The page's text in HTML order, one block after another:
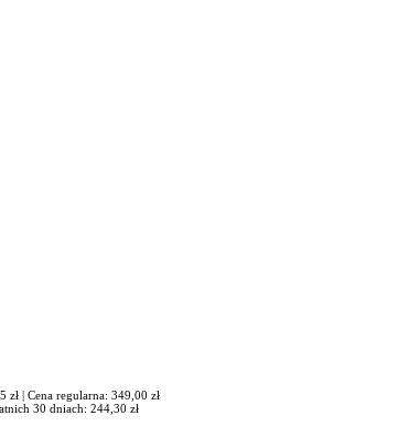
się w nowym oknie
zł | Cena regularna: 349,00 zł
30 dniach: 244,30 zł